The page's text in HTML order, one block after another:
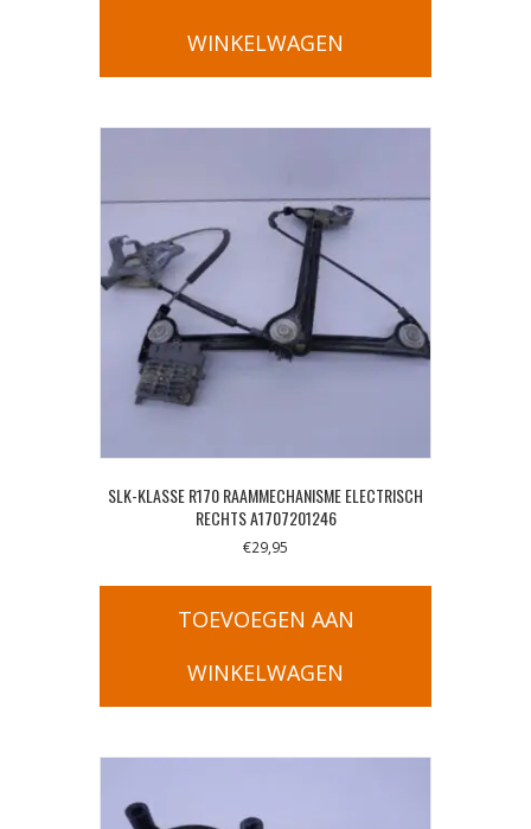
WINKELWAGEN
SLK-KLASSE R170 RAAMMECHANISME ELECTRISCH
RECHTS A1707201246
€29,95
TOEVOEGEN AAN
WINKELWAGEN